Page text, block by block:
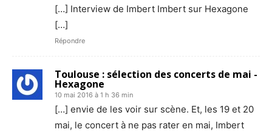
[…] Interview de Imbert Imbert sur Hexagone
[…]
Répondre
Toulouse : sélection des concerts de mai -
Hexagone
10 mai 2016 à 1 h 36 min
[…] envie de les voir sur scène. Et, les 19 et 20
mai, le concert à ne pas rater en mai, Imbert